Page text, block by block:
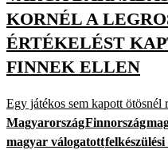
KORNÉL A
ÉRTÉKELÉST
FINNEK ELLEN
Egy játékos sem kapott ötösnél
MagyarországFinnország
magyar válogatott